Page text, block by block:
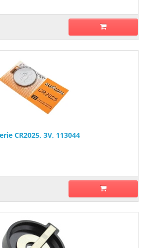
CR2025, 3V, 113044